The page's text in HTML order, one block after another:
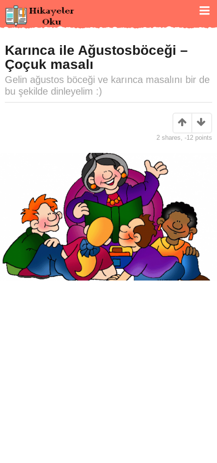
Karınca ile Ağustosböceği –
Çoçuk masalı
Gelin ağustos böceği ve karınca masalını bir de
bu şekilde dinleyelim :)
2 shares, -12 points